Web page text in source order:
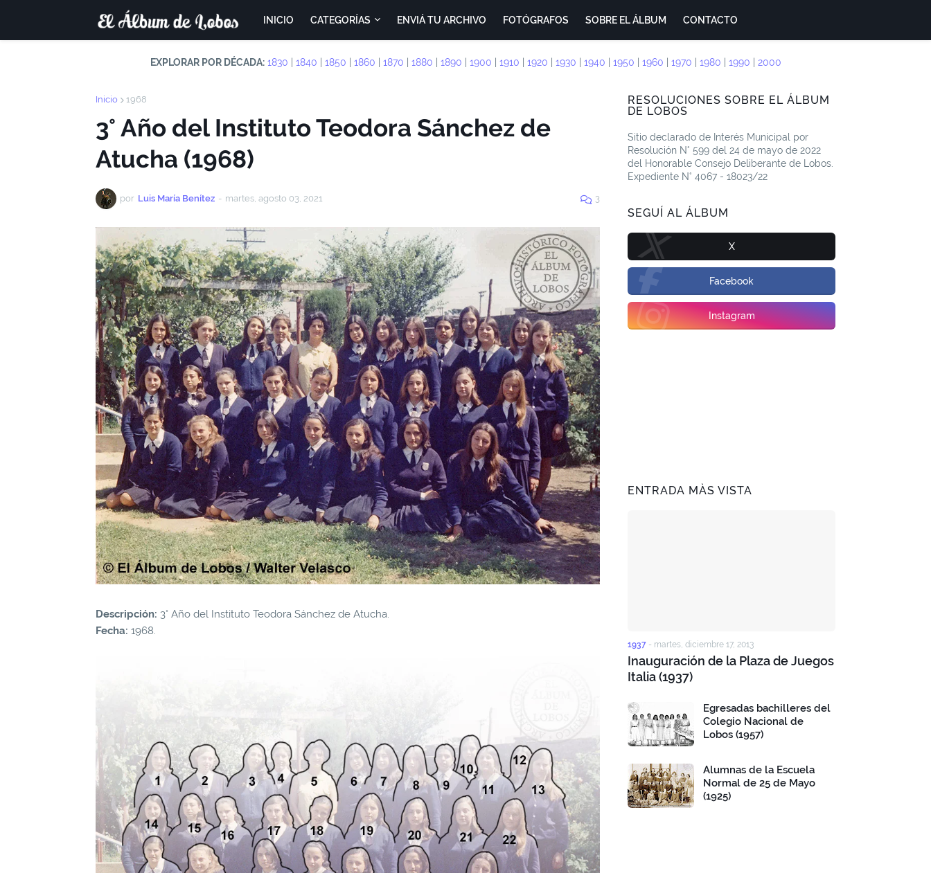
INICIO CATEGORÍAS ENVIÁ TU ARCHIVO FOTÓGRAFOS SOBRE EL ÁLBUM CONTACTO
EXPLORAR POR DÉCADA: 1830 1840 1850 1860 1870 1880 1890 1900 1910 1920 1930 1940 1950 1960 1970 1980 1990 2000
Inicio 1968
3° Año del Instituto Teodora Sánchez de
Atucha (1968)
por Luis María Benítez - martes, agosto 03, 2021 3
Descripción: 3° Año del Instituto Teodora Sánchez de Atucha.
Fecha: 1968.
RESOLUCIONES SOBRE EL ÁLBUM
DE LOBOS
Sitio declarado de Interés Municipal por
Resolución N° 599 del 24 de mayo de 2022
del Honorable Consejo Deliberante de Lobos.
Expediente N° 4067 - 18023/22
SEGUÍ AL ÁLBUM
X
Facebook
Instagram
ENTRADA MÀS VISTA
1937 - martes, diciembre 17, 2013
Inauguración de la Plaza de Juegos
Italia (1937)
Egresadas bachilleres del
Colegio Nacional de
Lobos (1957)
Alumnas de la Escuela
Normal de 25 de Mayo
(1925)